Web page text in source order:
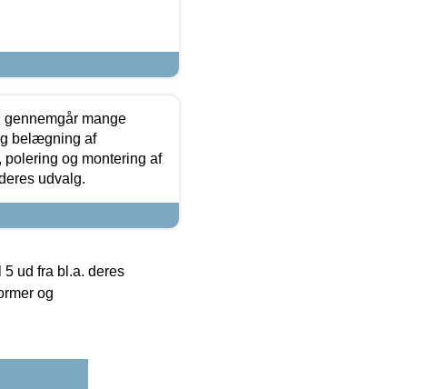
mange
belægning af
og montering af
udvalg.
ud fra bl.a. deres
og